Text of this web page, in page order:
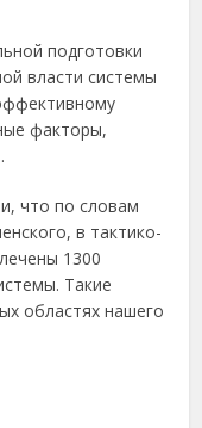
подготовки
власти системы
факторы,
что по словам
в тактико-
1300
Такие
областях нашего